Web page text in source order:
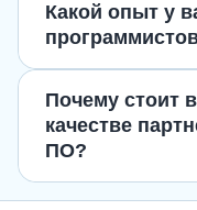
Какой опыт у
Почему стоит
качестве
ПО?